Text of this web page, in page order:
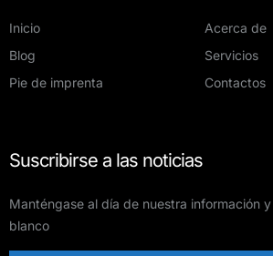
Inicio
Acerca de
Blog
Servicios
Pie de imprenta
Contactos
Suscribirse a las noticias
Manténgase al día de nuestra información
blanco